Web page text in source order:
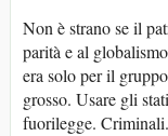
Non è strano se il
parità e al
era solo per il
grosso. Usare gli
fuorilegge.